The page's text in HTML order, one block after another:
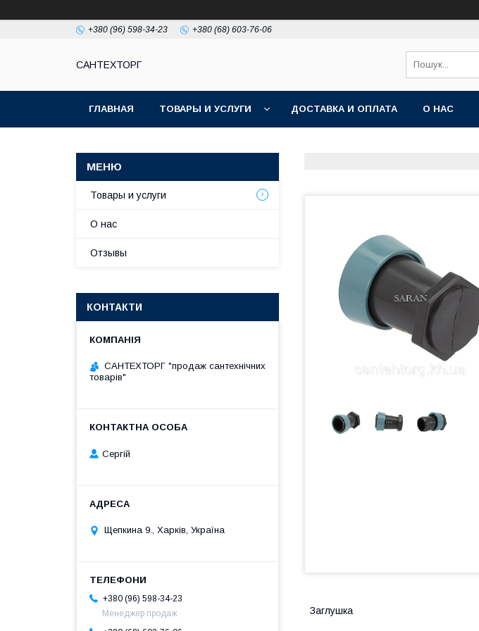
+380 (96) 598-34-23 +380 (68) 603-76-06
САНТЕХТОРГ
ГЛАВНАЯ ТОВАРЫ И УСЛУГИ ДОСТАВКА И ОПЛАТА О НАС
Заглушка
Товары и услуги
О нас
Отзывы
КОНТАКТИ
САНТЕХТОРГ "продаж сантехнічних
товарів"
Сергій
Щепкина 9., Харків, Україна
+380 (96) 598-34-23
Менеджер продаж